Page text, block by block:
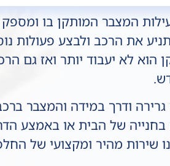
המצבר המותקן בו ומספק
את הרכב ולבצע פעולות
לא יעבוד יותר ואז גם
ודרך במידה והמצבר
בחנייה של הבית או באמצע
שירות מהיר ומקצועי של